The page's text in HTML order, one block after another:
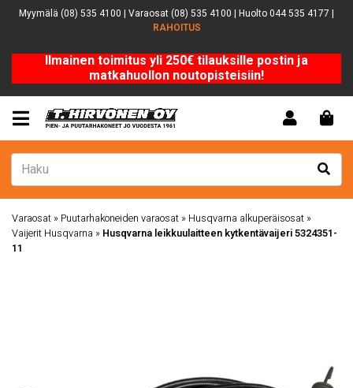
Myymälä (08) 535 4100 | Varaosat (08) 535 4100 | Huolto 044 535 4177 |
RAHOITUS
Ilmainen toimitus yli 250€ tilauksille postin ja
matkahuollon noutopisteisiin!
Varaosat » Puutarhakoneiden varaosat » Husqvarna alkuperäisosat »
Vaijerit Husqvarna » Husqvarna leikkuulaitteen kytkentävaijeri 5324351-
11